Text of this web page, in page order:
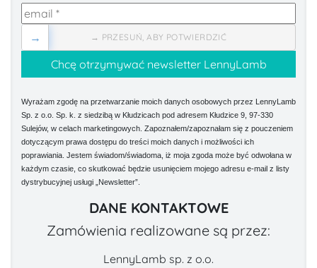
→ PRZESUŃ, ABY POTWIERDZIĆ
→
Wyrażam zgodę na przetwarzanie moich danych osobowych przez LennyLamb
Sp. z o.o. Sp. k. z siedzibą w Kłudzicach pod adresem Kłudzice 9, 97-330
Sulejów, w celach marketingowych. Zapoznałem/zapoznałam się z pouczeniem
dotyczącym prawa dostępu do treści moich danych i możliwości ich
poprawiania. Jestem świadom/świadoma, iż moja zgoda może być odwołana w
każdym czasie, co skutkować będzie usunięciem mojego adresu e-mail z listy
dystrybucyjnej usługi „Newsletter”.
DANE KONTAKTOWE
Zamówienia realizowane są przez:
LennyLamb sp. z o.o.